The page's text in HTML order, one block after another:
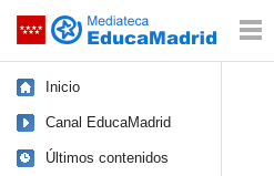
Saltar navegación
Inicio
Canal EducaMadrid
Últimos contenidos